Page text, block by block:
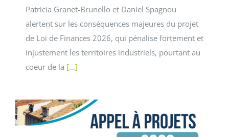
Patricia Granet-Brunello et Daniel Spagnou
alertent sur les conséquences majeures du projet
de Loi de Finances 2026, qui pénalise fortement et
injustement les territoires industriels, pourtant au
coeur de la [...]